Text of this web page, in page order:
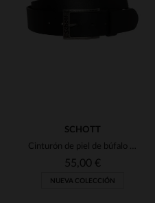
SCHOTT
Cinturón de piel de búfalo negra con hebilla grabada
55,00 €
NUEVA COLECCIÓN